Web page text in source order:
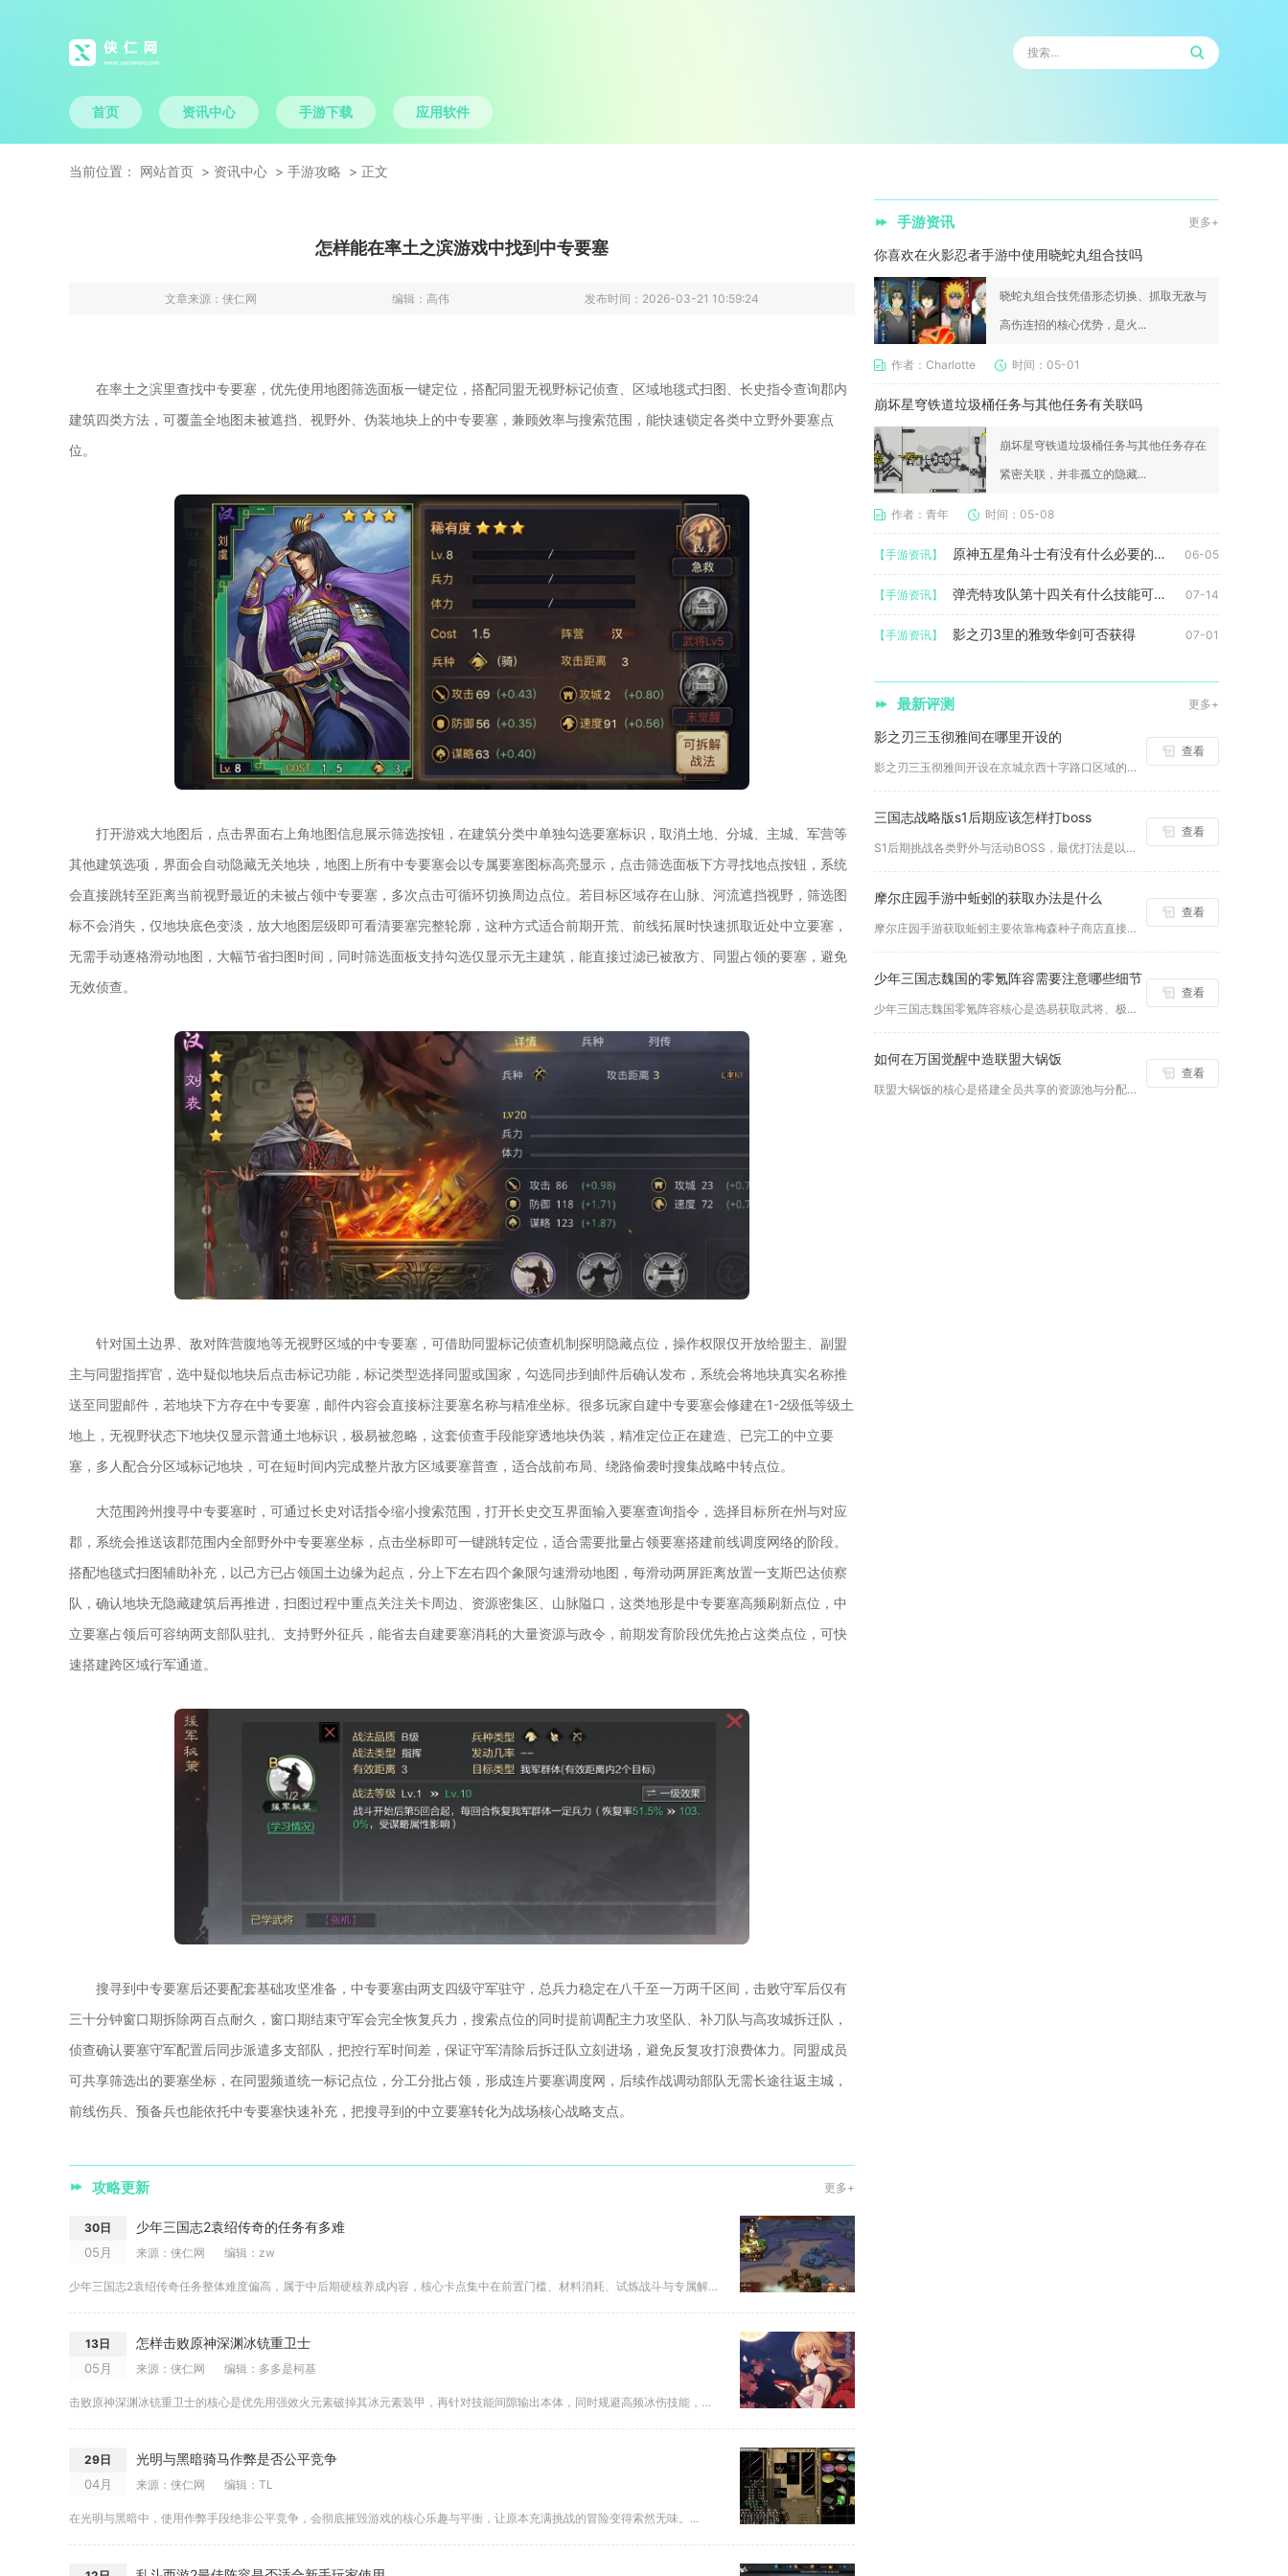
首页 资讯中心 手游下载 应用软件
当前位置： 网站首页 资讯中心 手游攻略 正文
怎样能在率土之滨游戏中找到中专要塞
文章来源： 侠仁网 编辑： 高伟 发布时间： 2026-03-21 10:59:24
在率土之滨里查找中专要塞，优先使用地图筛选面板一键定位，搭配同盟无视野标记侦查、区域地毯式扫图、长史指令查询郡内
建筑四类方法，可覆盖全地图未被遮挡、视野外、伪装地块上的中专要塞，兼顾效率与搜索范围，能快速锁定各类中立野外要塞点
位。
打开游戏大地图后，点击界面右上角地图信息展示筛选按钮，在建筑分类中单独勾选要塞标识，取消土地、分城、主城、军营等
其他建筑选项，界面会自动隐藏无关地块，地图上所有中专要塞会以专属要塞图标高亮显示，点击筛选面板下方寻找地点按钮，系统
会直接跳转至距离当前视野最近的未被占领中专要塞，多次点击可循环切换周边点位。若目标区域存在山脉、河流遮挡视野，筛选图
标不会消失，仅地块底色变淡，放大地图层级即可看清要塞完整轮廓，这种方式适合前期开荒、前线拓展时快速抓取近处中立要塞，
无需手动逐格滑动地图，大幅节省扫图时间，同时筛选面板支持勾选仅显示无主建筑，能直接过滤已被敌方、同盟占领的要塞，避免
无效侦查。
针对国土边界、敌对阵营腹地等无视野区域的中专要塞，可借助同盟标记侦查机制探明隐藏点位，操作权限仅开放给盟主、副盟
主与同盟指挥官，选中疑似地块后点击标记功能，标记类型选择同盟或国家，勾选同步到邮件后确认发布，系统会将地块真实名称推
送至同盟邮件，若地块下方存在中专要塞，邮件内容会直接标注要塞名称与精准坐标。很多玩家自建中专要塞会修建在1-2级低等级土
地上，无视野状态下地块仅显示普通土地标识，极易被忽略，这套侦查手段能穿透地块伪装，精准定位正在建造、已完工的中立要
塞，多人配合分区域标记地块，可在短时间内完成整片敌方区域要塞普查，适合战前布局、绕路偷袭时搜集战略中转点位。
大范围跨州搜寻中专要塞时，可通过长史对话指令缩小搜索范围，打开长史交互界面输入要塞查询指令，选择目标所在州与对应
郡，系统会推送该郡范围内全部野外中专要塞坐标，点击坐标即可一键跳转定位，适合需要批量占领要塞搭建前线调度网络的阶段。
搭配地毯式扫图辅助补充，以己方已占领国土边缘为起点，分上下左右四个象限匀速滑动地图，每滑动两屏距离放置一支斯巴达侦察
队，确认地块无隐藏建筑后再推进，扫图过程中重点关注关卡周边、资源密集区、山脉隘口，这类地形是中专要塞高频刷新点位，中
立要塞占领后可容纳两支部队驻扎、支持野外征兵，能省去自建要塞消耗的大量资源与政令，前期发育阶段优先抢占这类点位，可快
速搭建跨区域行军通道。
搜寻到中专要塞后还要配套基础攻坚准备，中专要塞由两支四级守军驻守，总兵力稳定在八千至一万两千区间，击败守军后仅有
三十分钟窗口期拆除两百点耐久，窗口期结束守军会完全恢复兵力，搜索点位的同时提前调配主力攻坚队、补刀队与高攻城拆迁队，
侦查确认要塞守军配置后同步派遣多支部队，把控行军时间差，保证守军清除后拆迁队立刻进场，避免反复攻打浪费体力。同盟成员
可共享筛选出的要塞坐标，在同盟频道统一标记点位，分工分批占领，形成连片要塞调度网，后续作战调动部队无需长途往返主城，
前线伤兵、预备兵也能依托中专要塞快速补充，把搜寻到的中立要塞转化为战场核心战略支点。
攻略更新 更多+
30日
05月
少年三国志2袁绍传奇的任务有多难
来源：侠仁网 编辑：zw
少年三国志2袁绍传奇任务整体难度偏高，属于中后期硬核养成内容，核心卡点集中在前置门槛、材料消耗、试炼战斗与专属解密四大维...
13日
05月
怎样击败原神深渊冰铳重卫士
来源：侠仁网 编辑：多多是柯基
击败原神深渊冰铳重卫士的核心是优先用强效火元素破掉其冰元素装甲，再针对技能间隙输出本体，同时规避高频冰伤技能，合理配队与...
29日
04月
光明与黑暗骑马作弊是否公平竞争
来源：侠仁网 编辑：TL
在光明与黑暗中，使用作弊手段绝非公平竞争，会彻底摧毁游戏的核心乐趣与平衡，让原本充满挑战的冒险变得索然无味。...
手游资讯 更多+
你喜欢在火影忍者手游中使用晓蛇丸组合技吗
晓蛇丸组合技凭借形态切换、抓取无敌与
高伤连招的核心优势，是火...
作者：Charlotte 时间：05-01
崩坏星穹铁道垃圾桶任务与其他任务有关联吗
崩坏星穹铁道垃圾桶任务与其他任务存在
紧密关联，并非孤立的隐藏...
作者：青年 时间：05-08
【手游资讯】 原神五星角斗士有没有什么必要的获取要求 06-05
【手游资讯】 弹壳特攻队第十四关有什么技能可以使用 07-14
【手游资讯】 影之刃3里的雅致华剑可否获得 07-01
最新评测 更多+
影之刃三玉彻雅间在哪里开设的
影之刃三玉彻雅间开设在京城京西十字路口区域的副本列表当中，满...
查看
三国志战略版s1后期应该怎样打boss
S1后期挑战各类野外与活动BOSS，最优打法是以满配克制主力...
查看
摩尔庄园手游中蚯蚓的获取办法是什么
摩尔庄园手游获取蚯蚓主要依靠梅森种子商店直接采购，搭配日常任...
查看
少年三国志魏国的零氪阵容需要注意哪些细节
少年三国志魏国零氪阵容核心是选易获取武将、极限资源培养、控怒...
查看
如何在万国觉醒中造联盟大锅饭
联盟大锅饭的核心是搭建全员共享的资源池与分配机制，通过联盟建...
查看